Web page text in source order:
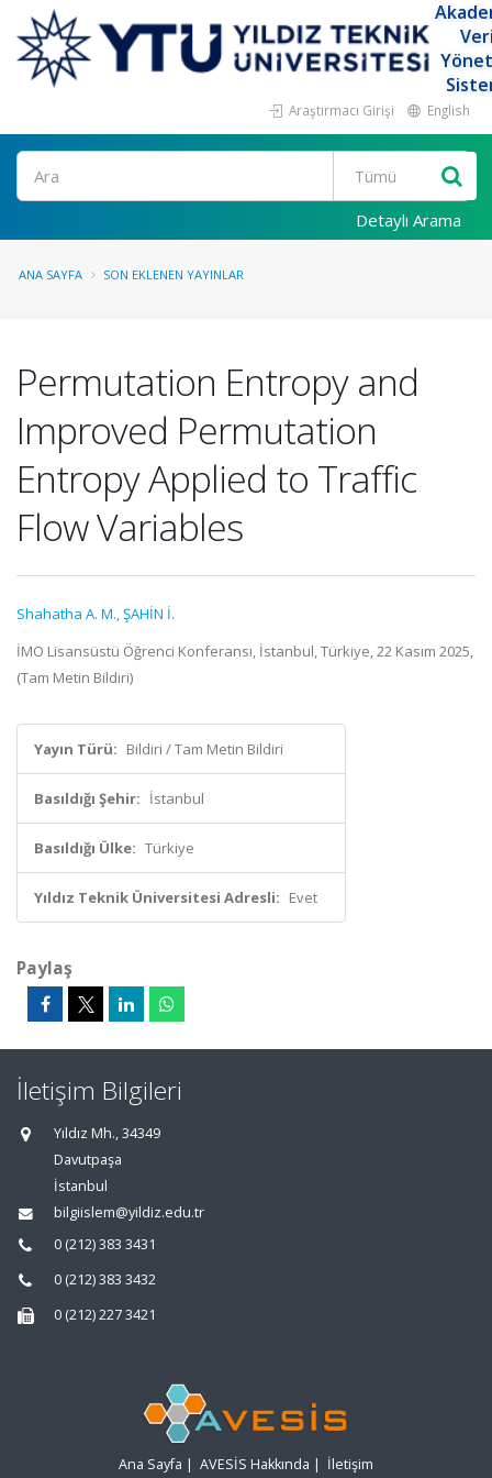
Araştırmacı Girişi English
Ara
Detaylı Arama
ANA SAYFA SON EKLENEN YAYINLAR
Permutation Entropy and
Improved Permutation
Entropy Applied to Traffic
Flow Variables
Shahatha A. M.,ŞAHİN İ.
İMO Lisansüstü Öğrenci Konferansı, İstanbul, Türkiye, 22 Kasım 2025,
(Tam Metin Bildiri)
Yayın Türü: Bildiri / Tam Metin Bildiri
Basıldığı Şehir: İstanbul
Basıldığı Ülke: Türkiye
Yıldız Teknik Üniversitesi Adresli: Evet
Paylaş
İletişim Bilgileri
Yıldız Mh., 34349
Davutpaşa
İstanbul
bilgiislem@yildiz.edu.tr
0 (212) 383 3431
0 (212) 383 3432
0 (212) 227 3421
Ana Sayfa | AVESİS Hakkında | İletişim